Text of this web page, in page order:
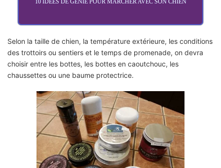
10 IDÉES DE GÉNIE POUR MARCHER AVEC SON CHIEN
Selon la taille de chien, la température extérieure, les conditions
des trottoirs ou sentiers et le temps de promenade, on devra
choisir entre les bottes, les bottes en caoutchouc, les
chaussettes ou une baume protectrice.